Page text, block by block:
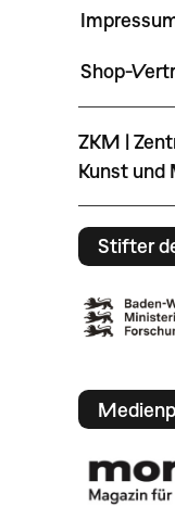
Shop-
ZKM |
Kunst und
Stifter